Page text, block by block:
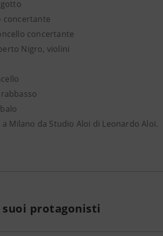
concertante
concertante
Nigro, violini
Milano da Studio Aloi di Leonardo Aloi.
protagonisti